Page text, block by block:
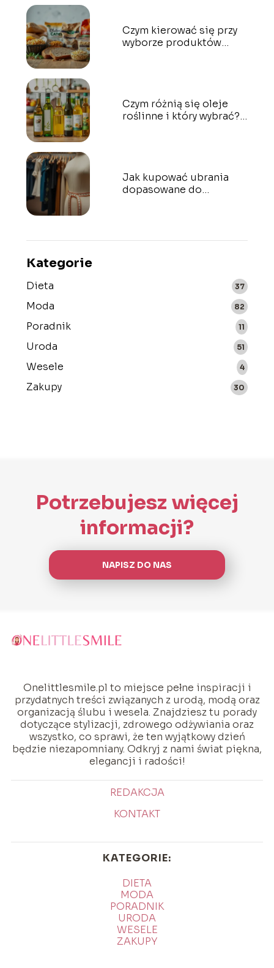
Czym kierować się przy
wyborze produktów
Czym różnią się oleje
roślinne i który wybrać?
Jak kupować ubrania
dopasowane do
Kategorie
Dieta 37
Moda 82
Poradnik 11
Uroda 51
Wesele 4
Zakupy 30
Potrzebujesz więcej
informacji?
NAPISZ DO NAS
Onelittlesmile.pl to miejsce pełne inspiracji i
przydatnych treści związanych z urodą, modą oraz
organizacją ślubu i wesela. Znajdziesz tu porady
dotyczące stylizacji, zdrowego odżywiania oraz
wszystko, co sprawi, że ten wyjątkowy dzień
będzie niezapomniany. Odkryj z nami świat piękna,
elegancji i radości!
REDAKCJA
KONTAKT
KATEGORIE:
DIETA
MODA
PORADNIK
URODA
WESELE
ZAKUPY